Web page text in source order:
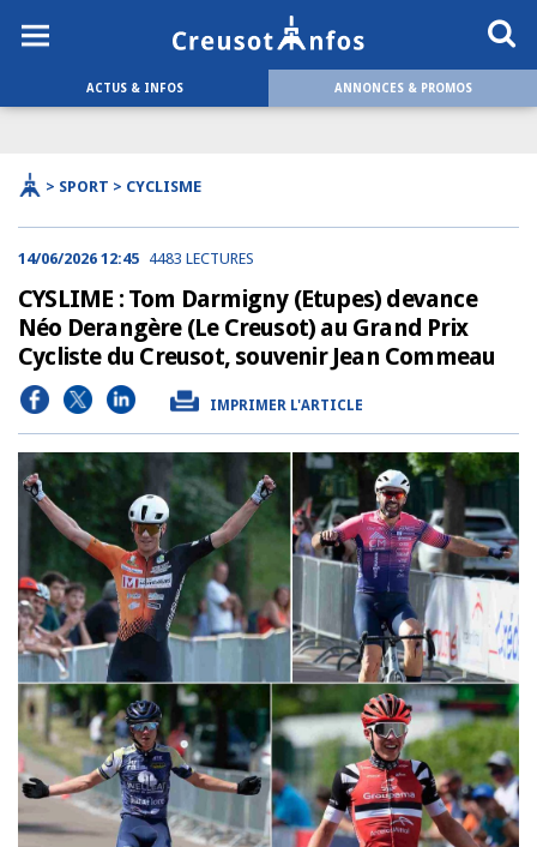
ACTUS & INFOS ANNONCES & PROMOS
> SPORT > CYCLISME
14/06/2026 12:45 4483 LECTURES
CYSLIME : Tom Darmigny (Etupes) devance
Néo Derangère (Le Creusot) au Grand Prix
Cycliste du Creusot, souvenir Jean Commeau
IMPRIMER L'ARTICLE